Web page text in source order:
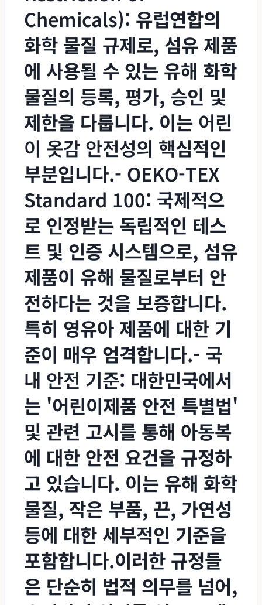
Chemicals): 유럽연합의
화학 물질 규제로, 섬유 제품
에 사용될 수 있는 유해 화학
물질의 등록, 평가, 승인 및
제한을 다룹니다. 이는 어린
이 옷감 안전성의 핵심적인
부분입니다.- OEKO-TEX
Standard 100: 국제적으
로 인정받는 독립적인 테스
트 및 인증 시스템으로, 섬유
제품이 유해 물질로부터 안
전하다는 것을 보증합니다.
특히 영유아 제품에 대한 기
준이 매우 엄격합니다.- 국
내 안전 기준: 대한민국에서
는 '어린이제품 안전 특별법'
및 관련 고시를 통해 아동복
에 대한 안전 요건을 규정하
고 있습니다. 이는 유해 화학
물질, 작은 부품, 끈, 가연성
등에 대한 세부적인 기준을
포함합니다.이러한 규정들
은 단순히 법적 의무를 넘어,